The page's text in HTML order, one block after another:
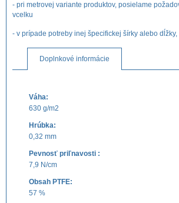
- pri metrovej variante produktov, posielame
vcelku
- v prípade potreby inej špecifickej šírky alebo dĺžky,
Doplnkové informácie
Váha:
630 g/m2
Hrúbka:
0,32 mm
Pevnosť priľnavosti :
7,9 N/cm
Obsah PTFE:
57 %